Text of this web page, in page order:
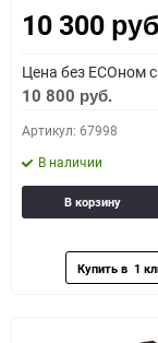
10 300 руб.
Цена без ECOном
10 800 руб.
Артикул: 67998
В наличии
В корзину